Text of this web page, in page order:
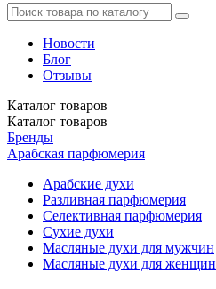
Новости
Блог
Отзывы
Каталог товаров
Каталог товаров
Бренды
Арабская парфюмерия
Арабские духи
Разливная парфюмерия
Селективная парфюмерия
Сухие духи
Масляные духи для мужчин
Масляные духи для женщин